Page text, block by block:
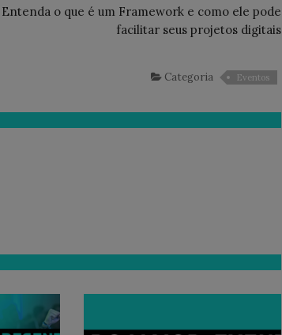
Entenda o que é um Framework e como ele pode
facilitar seus projetos digitais
Categoria Eventos